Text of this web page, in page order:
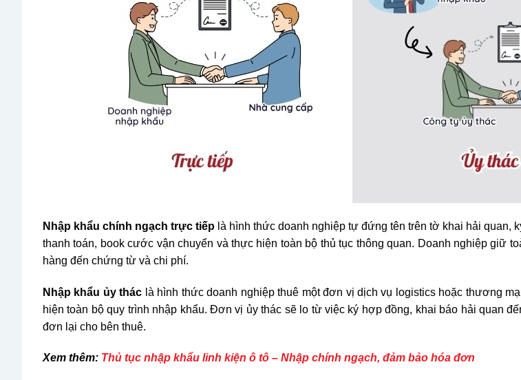
Nhập khẩu chính ngạch trực tiếp là hình thức doanh nghiệp tự đứng tên trên tờ khai hải quan,
thanh toán, book cước vận chuyển và thực hiện toàn bộ thủ tục thông quan. Doanh nghiệp giữ
hàng đến chứng từ và chi phí.
Nhập khẩu ủy thác là hình thức doanh nghiệp thuê một đơn vị dịch vụ logistics hoặc thương
hiện toàn bộ quy trình nhập khẩu. Đơn vị ủy thác sẽ lo từ việc ký hợp đồng, khai báo hải quan
đơn lại cho bên thuê.
Xem thêm: Thủ tục nhập khẩu linh kiện ô tô – Nhập chính ngạch, đảm bảo hóa đơn